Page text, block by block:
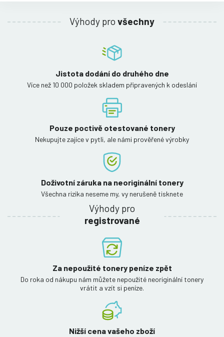
Výhody pro všechny
Jistota dodání do druhého dne
Více než 10 000 položek skladem připravených k odeslání
Pouze poctivě otestované tonery
Nekupujte zajíce v pytli, ale námi prověřené výrobky
Doživotní záruka na neoriginální tonery
Všechna rizika neseme my, vy nerušeně tisknete
Výhody pro
registrované
Za nepoužité tonery peníze zpět
Do roka od nákupu nám můžete nepoužité neoriginální tonery
vrátit a vzít si peníze.
Nižší cena vašeho zboží